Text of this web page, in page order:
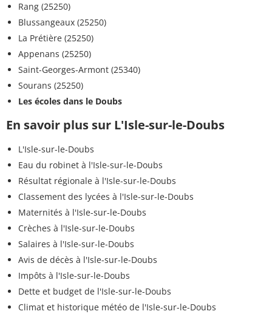
Rang (25250)
Blussangeaux (25250)
La Prétière (25250)
Appenans (25250)
Saint-Georges-Armont (25340)
Sourans (25250)
Les écoles dans le Doubs
En savoir plus sur L'Isle-sur-le-Doubs
L'Isle-sur-le-Doubs
Eau du robinet à l'Isle-sur-le-Doubs
Résultat régionale à l'Isle-sur-le-Doubs
Classement des lycées à l'Isle-sur-le-Doubs
Maternités à l'Isle-sur-le-Doubs
Crèches à l'Isle-sur-le-Doubs
Salaires à l'Isle-sur-le-Doubs
Avis de décès à l'Isle-sur-le-Doubs
Impôts à l'Isle-sur-le-Doubs
Dette et budget de l'Isle-sur-le-Doubs
Climat et historique météo de l'Isle-sur-le-Doubs